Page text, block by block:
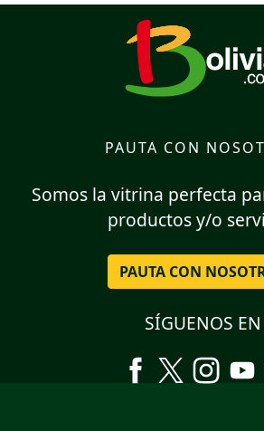
PAUTA CON
Somos la vitrina perfecta
productos y/o
PAUTA CON
SÍGUENOS EN